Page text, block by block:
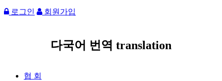
로그인 회원가입
다국어 번역 translation
협 회